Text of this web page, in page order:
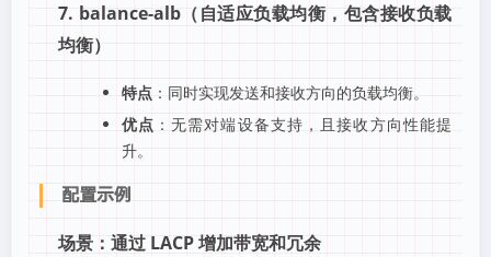
7. balance-alb（自适应负载均衡，包含接收负载
均衡）
特点：同时实现发送和接收方向的负载均衡。
优点 ：无需对端设备支持，且接收方向性能提
升。
配置示例
场景：通过 LACP 增加带宽和冗余